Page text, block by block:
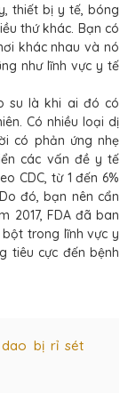
thiết bị y tế, bóng
thứ khác. Bạn có
khác nhau và nó
như lĩnh vực y tế
su là khi ai đó có
Có nhiều loại dị
có phản ứng nhẹ
các vấn đề y tế
CDC, từ 1 đến 6%
đó, bạn nên cẩn
2017, FDA đã ban
trong lĩnh vực y
tiêu cực đến bệnh
dao bị rỉ sét